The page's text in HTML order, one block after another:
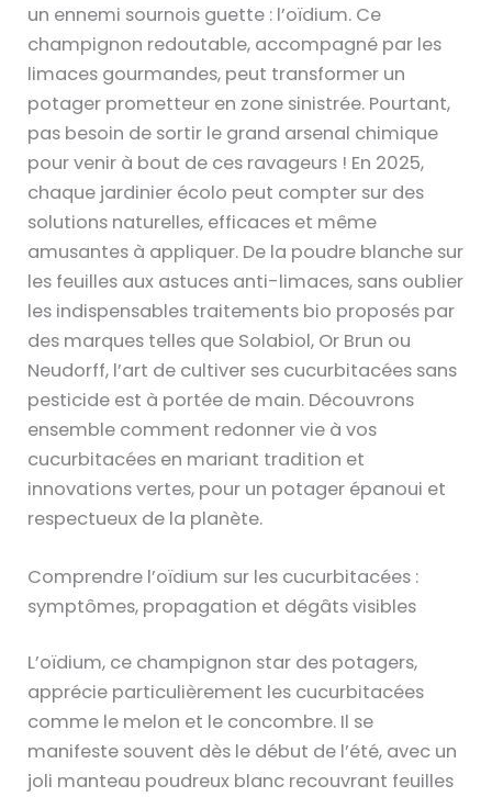
un ennemi sournois guette : l’oïdium. Ce
champignon redoutable, accompagné par les
limaces gourmandes, peut transformer un
potager prometteur en zone sinistrée. Pourtant,
pas besoin de sortir le grand arsenal chimique
pour venir à bout de ces ravageurs ! En 2025,
chaque jardinier écolo peut compter sur des
solutions naturelles, efficaces et même
amusantes à appliquer. De la poudre blanche sur
les feuilles aux astuces anti-limaces, sans oublier
les indispensables traitements bio proposés par
des marques telles que Solabiol, Or Brun ou
Neudorff, l’art de cultiver ses cucurbitacées sans
pesticide est à portée de main. Découvrons
ensemble comment redonner vie à vos
cucurbitacées en mariant tradition et
innovations vertes, pour un potager épanoui et
respectueux de la planète.
Comprendre l’oïdium sur les cucurbitacées :
symptômes, propagation et dégâts visibles
L’oïdium, ce champignon star des potagers,
apprécie particulièrement les cucurbitacées
comme le melon et le concombre. Il se
manifeste souvent dès le début de l’été, avec un
joli manteau poudreux blanc recouvrant feuilles